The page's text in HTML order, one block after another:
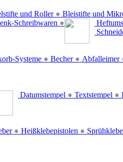
und Roller ● Bleistifte und
Schreibwaren ●
Systeme ● Becher ● Abfalleimer
Datumstempel ● Textstempel ●
● Heißklebepistolen ●